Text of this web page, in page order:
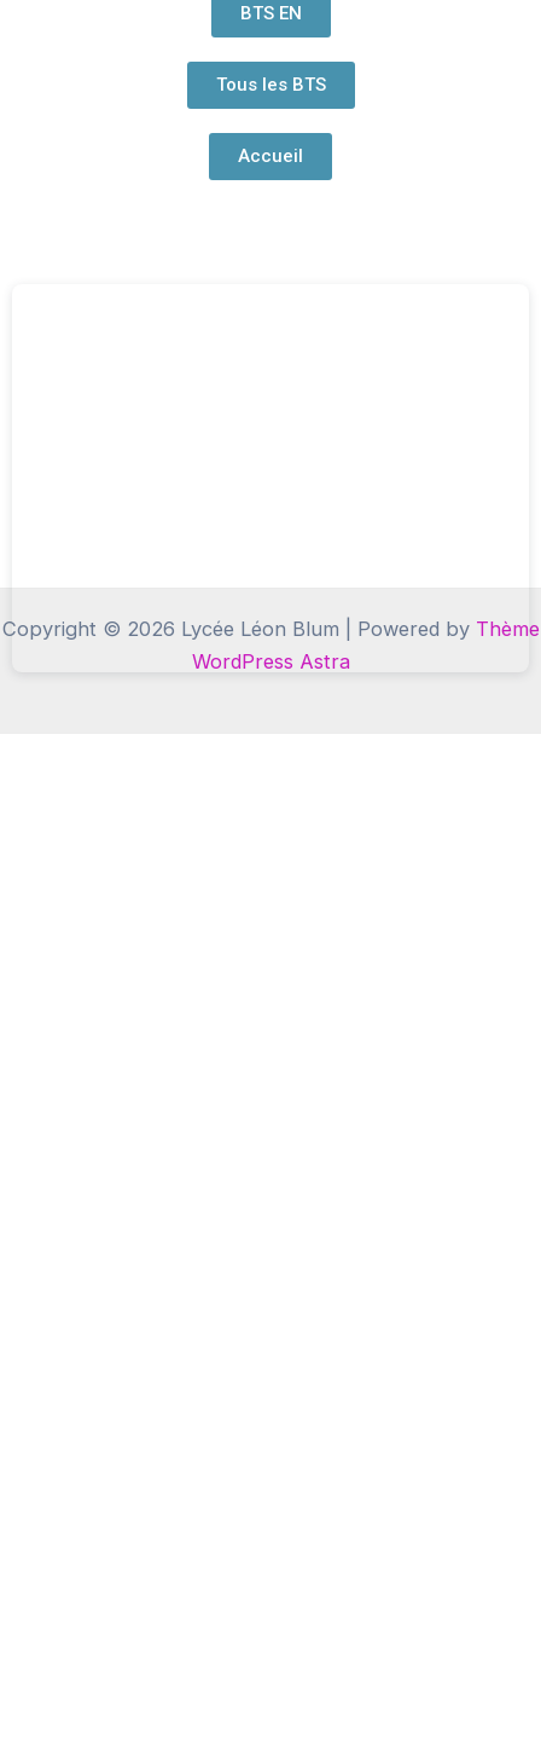
BTS EN
Tous les BTS
Accueil
Copyright © 2026 Lycée Léon Blum | Powered by Thème
WordPress Astra